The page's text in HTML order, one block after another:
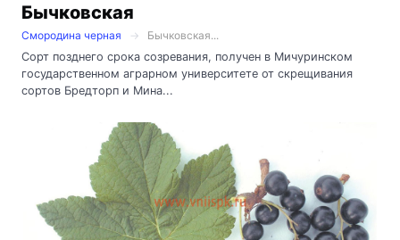
Бычковская
Смородина черная
Бычковская...
Сорт позднего срока созревания, получен в Мичуринском
государственном аграрном университете от скрещивания
сортов Бредторп и Мина...